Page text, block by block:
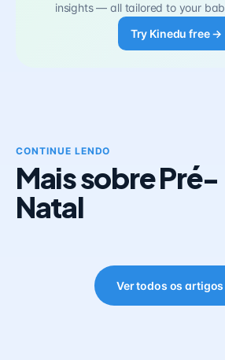
insights — all tailored to your
Try Kinedu free →
CONTINUE LENDO
Mais sobre Pré-
Natal
Ver todos os